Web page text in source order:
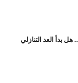
بدأ العد التنازلي